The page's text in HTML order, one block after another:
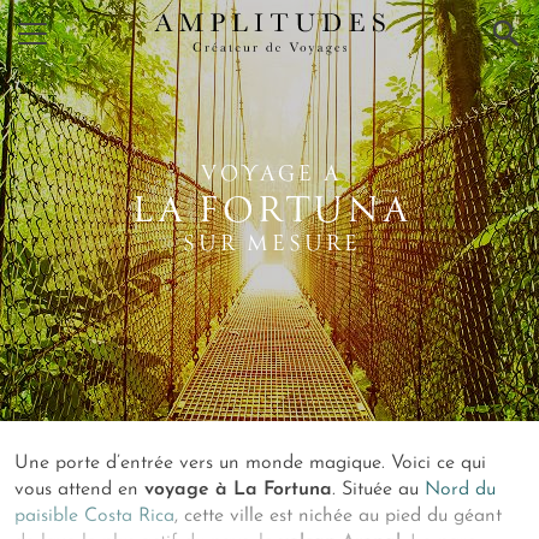
×
VOYAGE A
LA FORTUNA
SUR MESURE
Une porte d’entrée vers un monde magique. Voici ce qui
vous attend en voyage à La Fortuna. Située au Nord du
paisible Costa Rica, cette ville est nichée au pied du géant